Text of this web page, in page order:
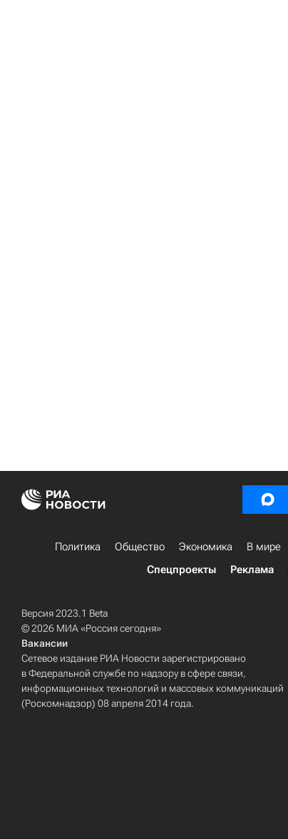
Политика Общество Экономика В мире
Спецпроекты
Реклама
Версия 2023.1 Beta
© 2026 МИА «Россия сегодня»
Вакансии
Сетевое издание РИА Новости зарегистрировано
в Федеральной службе по надзору в сфере связи,
информационных технологий и массовых коммуникаций
(Роскомнадзор) 08 апреля 2014 года.